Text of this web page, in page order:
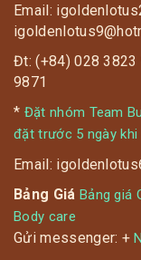
Email:
Đt: (+84) 028
9871
* Đặt nhóm Team
đặt trước 5 ngày khi
Email:
Bảng Giá Bảng giá
Body care
Gửi messenger: +